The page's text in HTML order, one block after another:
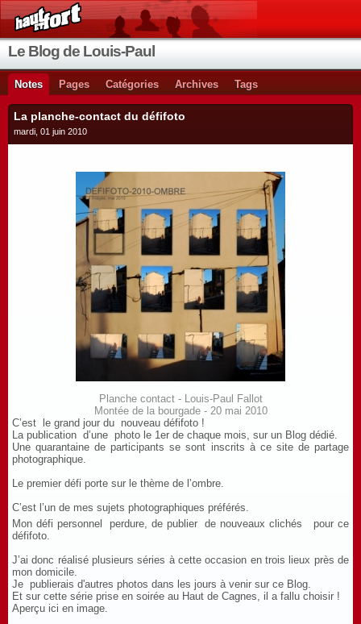
Le Blog de Louis-Paul
Notes Pages Catégories Archives Tags
La planche-contact du défifoto
mardi, 01 juin 2010
Planche contact - Louis-Paul Fallot
Montée de la bourgade - 20 mai 2010
C’est le grand jour du nouveau défifoto !
La publication d’une photo le 1er de chaque mois, sur un Blog dédié.
Une quarantaine de participants se sont inscrits à ce site de partage
photographique.
Le premier défi porte sur le thème de l’ombre.
C’est l’un de mes sujets photographiques préférés.
Mon défi personnel perdure, de publier de nouveaux clichés pour ce
défifoto.
J’ai donc réalisé plusieurs séries à cette occasion en trois lieux près de
mon domicile.
Je publierais d'autres photos dans les jours à venir sur ce Blog.
Et sur cette série prise en soirée au Haut de Cagnes, il a fallu choisir !
Aperçu ici en image.